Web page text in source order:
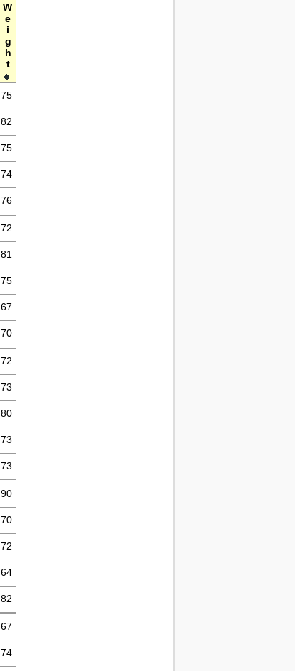
Weight
75
82
75
74
76
72
81
75
67
70
72
73
80
73
73
90
70
72
64
82
67
74